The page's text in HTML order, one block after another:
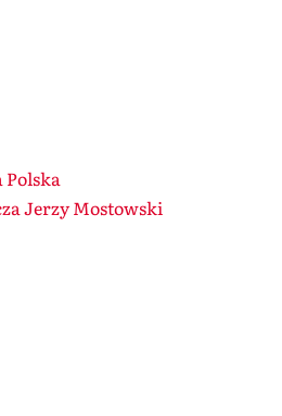
Jerzy Mostowski